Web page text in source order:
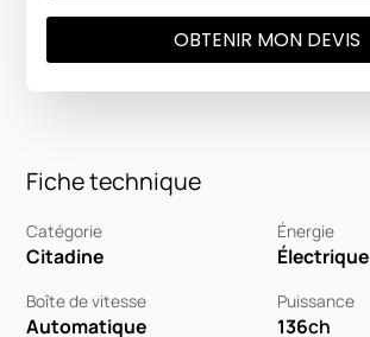
Fiche technique
Catégorie
Citadine
Énergie
Électrique
Boîte de vitesse
Automatique
Puissance
136ch
OBTENIR MON DEVIS